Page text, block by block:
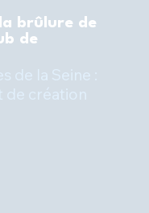
brûlure de
de